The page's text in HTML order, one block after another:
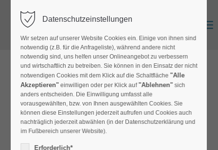
Zurück Anmelden
zur Produktübersicht
Nadelfilz Select
NF-Select
Datenschutzeinstellungen
Wir setzen auf unserer Website Cookies ein. Einige von ihnen sind
notwendig (z.B. für die Anfrageliste), während andere nicht
notwendig sind, uns helfen unser Onlineangebot zu verbessern
und wirtschaftlich zu betreiben. Sie können in den Einsatz der nicht
notwendigen Cookies mit dem Klick auf die Schaltfläche "Alle
Akzeptieren" einwilligen oder per Klick auf "Ablehnen" sich
anders entscheiden. Die Einwilligung umfasst alle
vorausgewählten, bzw. von Ihnen ausgewählten Cookies. Sie
können diese Einstellungen jederzeit aufrufen und Cookies auch
nachträglich jederzeit abwählen (in der Datenschutzerklärung und
im Fußbereich unserer Website).
Erforderlich*